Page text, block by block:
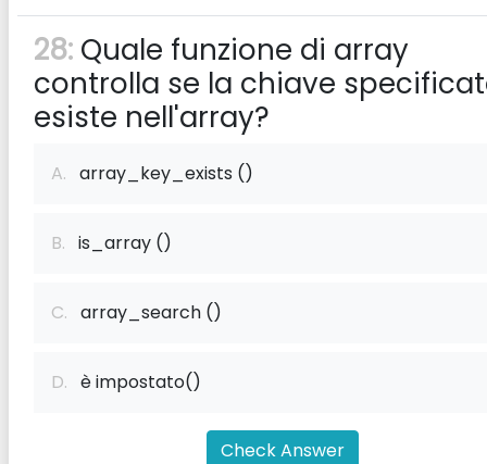
28: Quale funzione di array
controlla se la chiave
esiste nell'array?
A. array_key_exists ()
B. is_array ()
C. array_search ()
D. è impostato()
Check Answer